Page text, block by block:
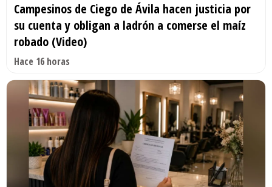
Campesinos de Ciego de Ávila hacen justicia por
su cuenta y obligan a ladrón a comerse el maíz
robado (Video)
Hace 16 horas